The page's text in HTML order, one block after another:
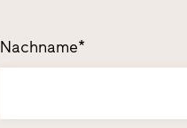
Nachname*